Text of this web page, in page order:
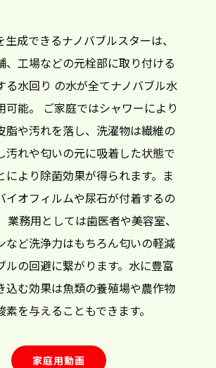
生成できるナノバブルスターは、
、工場などの元栓部に取り付ける
る水回り の水が全てナノバブル水
可能。 ご家庭ではシャワーにより
脂や汚れを落し、洗濯物は繊維の
汚れや匂いの元に吸着した状態で
により除菌効果が得られます。ま
イオフィルムや尿石が付着するの
業務用としては歯医者や美容室、
など洗浄力はもちろん匂いの軽減
ルの回避に繋がります。水に豊富
込む効果は魚類の養殖場や農作物
素を与えることもできます。
家庭用動画